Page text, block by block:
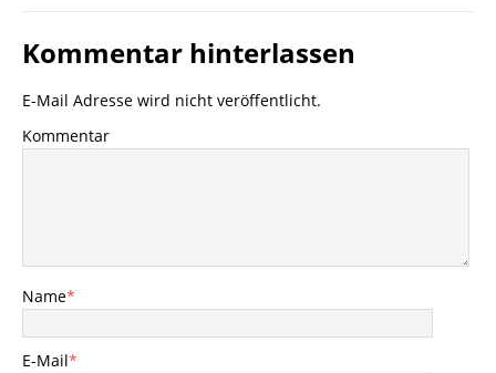
Kommentar hinterlassen
E-Mail Adresse wird nicht veröffentlicht.
Kommentar
Name*
E-Mail*